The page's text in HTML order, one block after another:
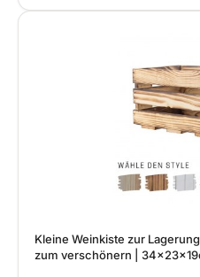
Kleine Weinkiste zur
zum verschönern |